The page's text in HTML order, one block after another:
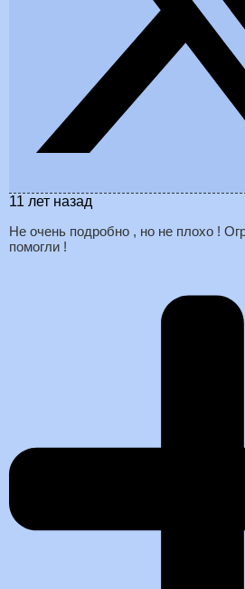
11 лет назад
Не очень подробно , но не плохо !
помогли !